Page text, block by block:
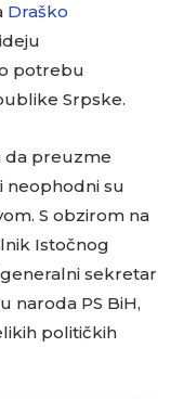
Draško
potrebu
Srpske.
da preuzme
su
S obzirom na
Istočnog
sekretar
naroda PS BiH,
političkih